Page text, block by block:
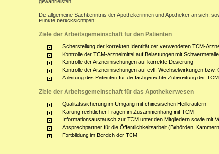
gewährleisten.
Die allgemeine Sachkenntnis der Apothekerinnen und Apotheker an sich,
Punkte berücksichtigen:
Ziele der Arbeitsgemeinschaft für den Patienten
Sicherstellung der korrekten Identität der verwendeten TCM-
Kontrolle der TCM-Arzneimittel auf Belastungen mit
Kontrolle der Arzneimischungen auf korrekte Dosierung
Kontrolle der Arzneimischungen auf evtl. Wechselwirkungen
Anleitung des Patienten für die fachgerechte Zubereitung der
Ziele der Arbeitsgemeinschaft für das Apothekenwesen
Qualitätssicherung im Umgang mit chinesischen Heilkräutern
Klärung rechtlicher Fragen im Zusammenhang mit TCM
Informationsaustausch zur TCM unter den Mitgliedern sowie mit
Ansprechpartner für die Öffentlichkeitsarbeit (Behörden,
Fortbildung im Bereich der TCM